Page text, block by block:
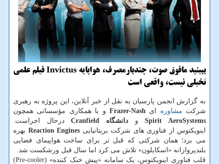
ببینید مافوق صوت، چندبارمصرف، هواپایه Invictus فیلم علمی
تخیلی نیست، واقعی است
به گزارش انجمن پارسیان به نقل از خبر آنلاین، این پروژه به رهبری
شرکت مشاوره ای Frazer-Nash و با همکاری مؤسساتی همچون
Spirit AeroSystemsو دانشگاه Cranfield
درحال اجراست.
اینویکتوس از فناوری های شرکت بریتانیایی Reaction Engines بهره
می برد؛ همان شرکتی که قبل تر برای ساخت هواپیمای فضایی
بلندپروازانه «اسکایلون» تلاش می کرد اما سال قبل ورشکست شد.
قلب فناوری اینویکتوس، یک سامانه «پیش خنک کننده» (Pre-cooler)